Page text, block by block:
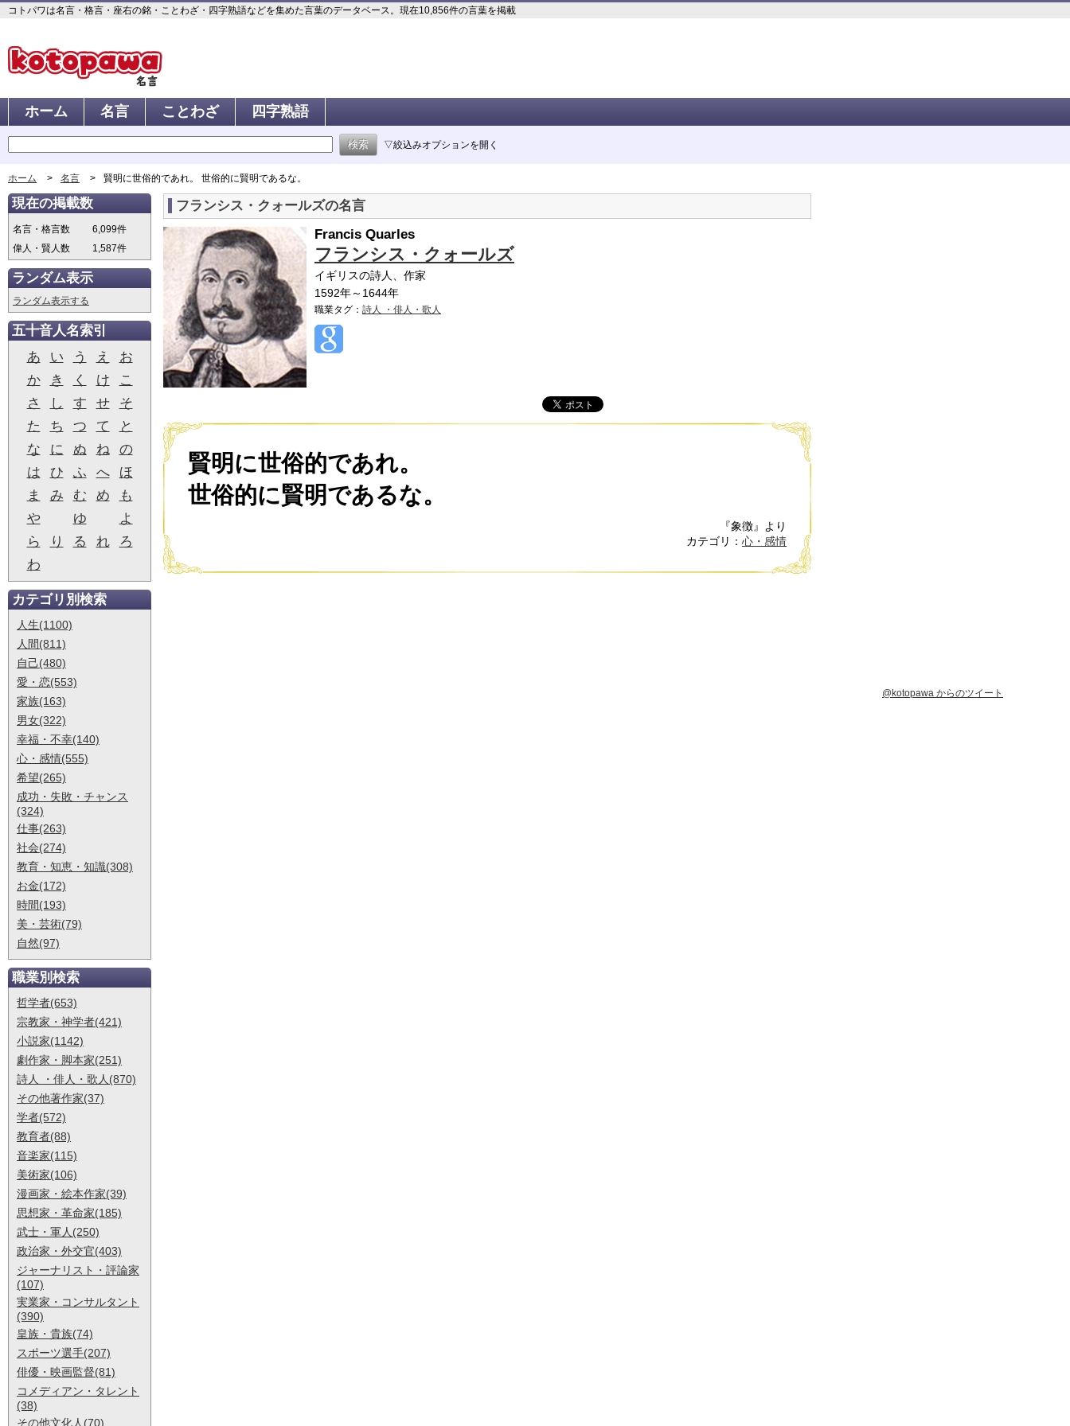
コトパワは名言・格言・座右の銘・ことわざ・四字熟語などを集めた言葉のデータベース。現在10,856件の言葉を掲載
ホーム 名言 ことわざ 四字熟語
▽絞込みオプションを開く
ホーム 名言 賢明に世俗的であれ。 世俗的に賢明であるな。
フランシス・クォールズの名言
Francis Quarles
フランシス・クォールズ
イギリスの詩人、作家
1592年～1644年
職業タグ： 詩人 ・俳人・歌人
賢明に世俗的であれ。
世俗的に賢明であるな。
『象徴』より
カテゴリ： 心・感情
現在の掲載数
名言・格言数
6,099件
偉人・賢人数
1,587件
ランダム表示
ランダム表示する
五十音人名索引
あ
い う え
お
か
き く け
こ
さ
し す せ
そ
た
ち つ て
と
な
に ぬ ね
の
は
ひ ふ へ
ほ
ま
み む め
も
や
ゆ
よ
ら
り る れ
ろ
わ
カテゴリ別検索
人生(1100)
人間(811)
自己(480)
愛・恋(553)
家族(163)
男女(322)
幸福・不幸(140)
心・感情(555)
希望(265)
成功・失敗・チャンス
(324)
仕事(263)
社会(274)
教育・知恵・知識(308)
お金(172)
時間(193)
美・芸術(79)
自然(97)
職業別検索
哲学者(653)
宗教家・神学者(421)
小説家(1142)
劇作家・脚本家(251)
詩人 ・俳人・歌人(870)
その他著作家(37)
学者(572)
教育者(88)
音楽家(115)
美術家(106)
漫画家・絵本作家(39)
思想家・革命家(185)
武士・軍人(250)
政治家・外交官(403)
ジャーナリスト・評論家
(107)
実業家・コンサルタント
(390)
皇族・貴族(74)
スポーツ選手(207)
俳優・映画監督(81)
コメディアン・タレント
(38)
その他文化人(70)
@kotopawa からのツイート